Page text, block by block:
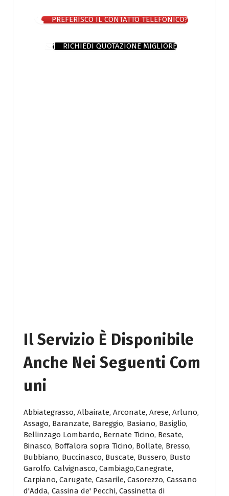
PREFERISCO IL CONTATTO TELEFONICO?
RICHIEDI QUOTAZIONE MIGLIORE
Il Servizio È Disponibile
Anche Nei Seguenti Com
Uni
Abbiategrasso, Albairate, Arconate, Arese, Arluno,
Assago, Baranzate, Bareggio, Basiano, Basiglio,
Bellinzago Lombardo, Bernate Ticino, Besate,
Binasco, Boffalora sopra Ticino, Bollate, Bresso,
Bubbiano, Buccinasco, Buscate, Bussero, Busto
Garolfo. Calvignasco, Cambiago,Canegrate,
Carpiano, Carugate, Casarile, Casorezzo, Cassano
d'Adda, Cassina de' Pecchi, Cassinetta di